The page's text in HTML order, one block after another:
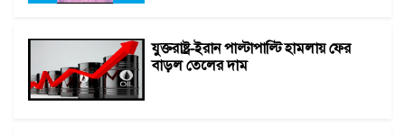
যুক্তরাষ্ট্র-ইরান পাল্টাপাল্টি হামলায় ফের
বাড়ল তেলের দাম